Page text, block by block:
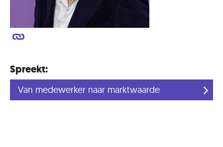
Spreekt:
Van medewerker naar marktwaarde